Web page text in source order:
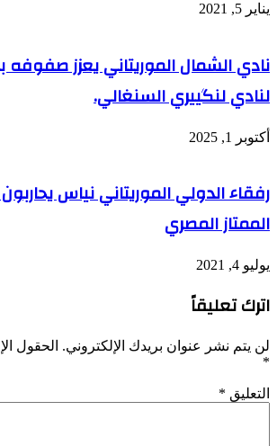
يناير 5, 2021
نادي الشمال الموريتاني يعزز صفوفه
لنادي لنگييري السنغالي.
أكتوبر 1, 2025
رفقاء الدولي الموريتاني نياس
الممتاز المصري
يوليو 4, 2021
اترك تعليقاً
لن يتم نشر عنوان بريدك الإلكتروني. الحقول
*
التعليق *